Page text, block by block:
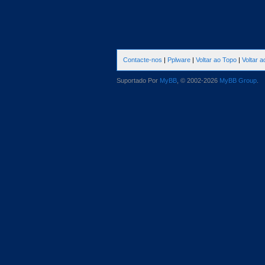
Contacte-nos | Pplware | Voltar ao Topo | Voltar
Suportado Por MyBB , © 2002-2026 MyBB Group